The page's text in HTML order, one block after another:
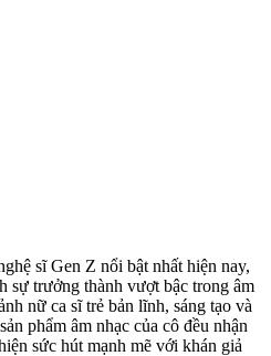
sĩ Gen Z nổi bật nhất hiện nay,
sự trưởng thành vượt bậc trong âm
nữ ca sĩ trẻ bản lĩnh, sáng tạo và
phẩm âm nhạc của cô đều nhận
sức hút mạnh mẽ với khán giả